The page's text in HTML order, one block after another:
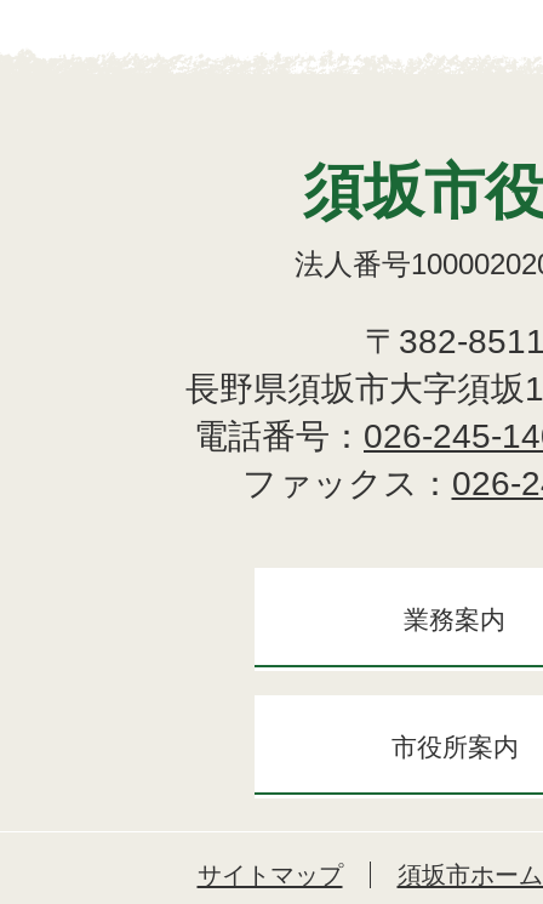
須坂市
法人番号
〒382-
長野県須坂市大字須坂
電話番号： 026-245-
ファックス： 026-
業務案内
市役所案内
サイトマップ
須坂市ホー